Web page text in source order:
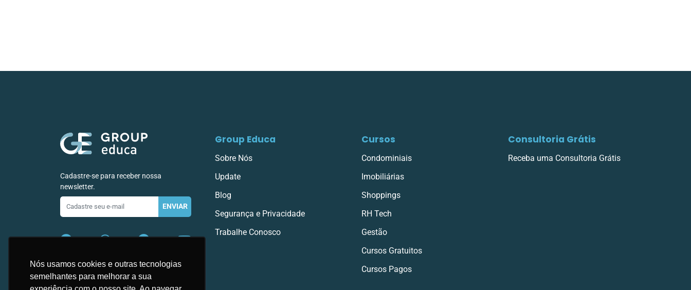
Nós usamos cookies e outras tecnologias
semelhantes para melhorar a sua
Cadastre-se para receber nossa
newsletter.
mail
ENVIAR
Group Educa
Sobre Nós
Update
Blog
Segurança e Privacidade
Trabalhe Conosco
Cursos
Condominiais
Imobiliárias
Shoppings
RH Tech
Gestão
Cursos Gratuitos
Cursos Pagos
Consultoria Grátis
Receba uma Consultoria Grátis